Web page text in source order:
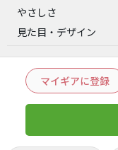
やさしさ
見た目・デザイン
マイギアに登録